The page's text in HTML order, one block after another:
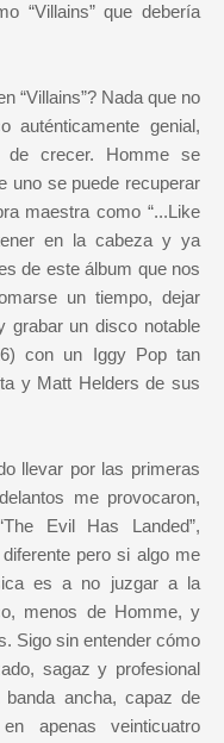
“Villains” que debería
“Villains”? Nada que no
genial,
crecer. Homme se
uno se puede recuperar
maestra como “...Like
en la cabeza y ya
de este álbum que nos
un tiempo, dejar
grabar un disco notable
con un Iggy Pop tan
y Matt Helders de sus
llevar por las primeras
me provocaron,
Evil Has Landed”,
pero si algo me
es a no juzgar a la
menos de Homme, y
Sigo sin entender cómo
sagaz y profesional
ancha, capaz de
apenas veinticuatro